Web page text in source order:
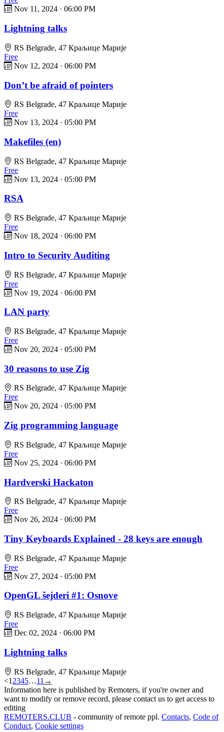
Nov 11, 2024 · 06:00 PM
Lightning talks
RS Belgrade, 47 Краљице Марије
Free
Nov 12, 2024 · 06:00 PM
Don’t be afraid of pointers
RS Belgrade, 47 Краљице Марије
Free
Nov 13, 2024 · 05:00 PM
Makefiles (en)
RS Belgrade, 47 Краљице Марије
Free
Nov 13, 2024 · 05:00 PM
RSA
RS Belgrade, 47 Краљице Марије
Free
Nov 18, 2024 · 06:00 PM
Intro to Security Auditing
RS Belgrade, 47 Краљице Марије
Free
Nov 19, 2024 · 06:00 PM
LAN party
RS Belgrade, 47 Краљице Марије
Free
Nov 20, 2024 · 05:00 PM
30 reasons to use Zig
RS Belgrade, 47 Краљице Марије
Free
Nov 20, 2024 · 05:00 PM
Zig programming language
RS Belgrade, 47 Краљице Марије
Free
Nov 25, 2024 · 06:00 PM
Hardverski Hackaton
RS Belgrade, 47 Краљице Марије
Free
Nov 26, 2024 · 06:00 PM
Tiny Keyboards Explained - 28 keys are enough
RS Belgrade, 47 Краљице Марије
Free
Nov 27, 2024 · 05:00 PM
OpenGL šejderi #1: Osnove
RS Belgrade, 47 Краљице Марије
Free
Dec 02, 2024 · 06:00 PM
Lightning talks
RS Belgrade, 47 Краљице Марије
<1 2345…11 →
Information here is published by Remoters, if you're owner and
want to modify or remove record, please contact us to get access to
editing
REMOTERS.CLUB - community of remote ppl. Contacts, Code of
Conduct, Cookie settings